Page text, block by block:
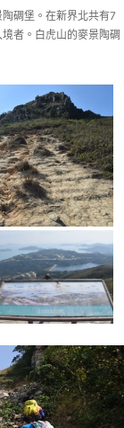
碉堡。在新界北共有7
者。白虎山的麥景陶碉